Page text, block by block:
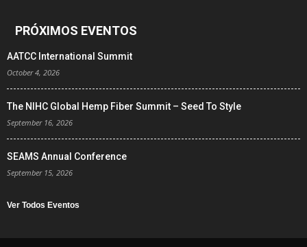
PRÓXIMOS EVENTOS
AATCC International Summit
October 4, 2026
The NIHC Global Hemp Fiber Summit – Seed To Style
September 16, 2026
SEAMS Annual Conference
September 15, 2026
Ver Todos Eventos